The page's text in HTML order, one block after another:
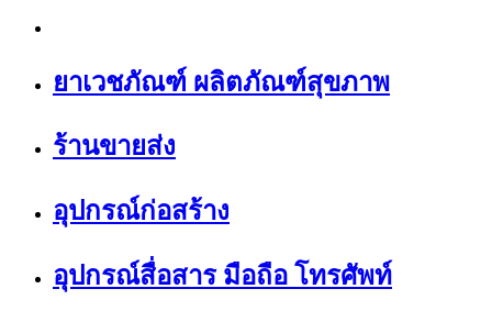
ยาเวชภัณฑ์ ผลิตภัณฑ์สุขภาพ
ร้านขายส่ง
อุปกรณ์ก่อสร้าง
อุปกรณ์สื่อสาร มือถือ โทรศัพท์